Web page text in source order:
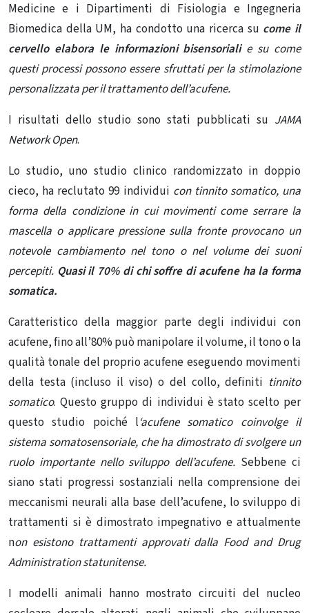
Medicine e i Dipartimenti di Fisiologia e Ingegneria
Biomedica della UM, ha condotto una ricerca su come il
cervello elabora le informazioni bisensoriali e su come
questi processi possono essere sfruttati per la stimolazione
personalizzata per il trattamento dell’acufene.
I risultati dello studio sono stati pubblicati su JAMA
Network Open.
Lo studio, uno studio clinico randomizzato in doppio
cieco, ha reclutato 99 individui con tinnito somatico, una
forma della condizione in cui movimenti come serrare la
mascella o applicare pressione sulla fronte provocano un
notevole cambiamento nel tono o nel volume dei suoni
percepiti. Quasi il 70% di chi soffre di acufene ha la forma
somatica.
Caratteristico della maggior parte degli individui con
acufene, fino all’80% può manipolare il volume, il tono o la
qualità tonale del proprio acufene eseguendo movimenti
della testa (incluso il viso) o del collo, definiti tinnito
somatico. Questo gruppo di individui è stato scelto per
questo studio poiché l‘acufene somatico coinvolge il
sistema somatosensoriale, che ha dimostrato di svolgere un
ruolo importante nello sviluppo dell’acufene. Sebbene ci
siano stati progressi sostanziali nella comprensione dei
meccanismi neurali alla base dell’acufene, lo sviluppo di
trattamenti si è dimostrato impegnativo e attualmente
non esistono trattamenti approvati dalla Food and Drug
Administration statunitense.
I modelli animali hanno mostrato circuiti del nucleo